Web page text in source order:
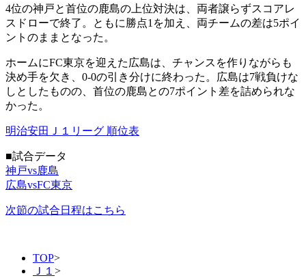
4位の神戸と首位の鹿島の上位対決は、両者譲らずスコアレ
スドローで終了。ともに勝点1を加え、両チームの差は5ポイ
ントのままとなった。
ホームにFC東京を迎えた広島は、チャンスを作りながらも
決め手を欠き、0-0の引き分けに終わった。広島は7戦負けな
しとしたものの、首位の鹿島との7ポイント差を詰められな
かった。
明治安田Ｊ１リーグ 順位表
■試合データ
神戸vs鹿島
広島vsFC東京
次節の試合日程はこちら
TOP>
Ｊ１ >